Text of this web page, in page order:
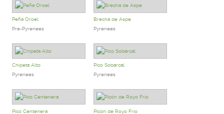
Peña Oroel
Pre-Pyrenees
Brecha de Aspe
Pyrenees
Chipeta Alto
Pyrenees
Pico Sobarcal
Pyrenees
Pico Centenera
Picón de Royo Frío